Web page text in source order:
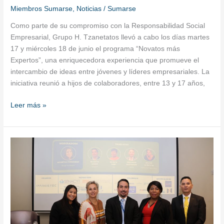
Miembros Sumarse Noticias /Sumarse
Como parte de su compromiso con la Responsabilidad Social
Empresarial, Grupo H. Tzanetatos llevó a cabo los días martes
17 y miércoles 18 de junio el programa “Novatos más
Expertos”, una enriquecedora experiencia que promueve el
intercambio de ideas entre jóvenes y líderes empresariales. La
iniciativa reunió a hijos de colaboradores, entre 13 y 17 años,
Leer más »
y